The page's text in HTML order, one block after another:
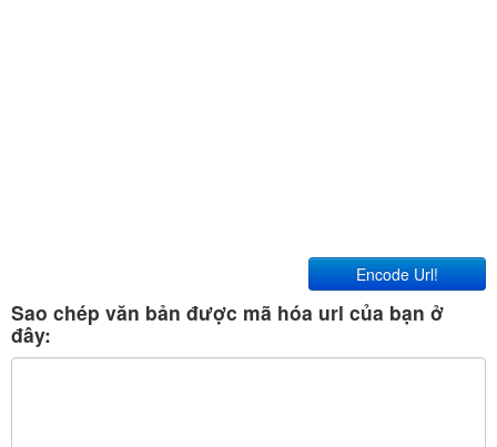
Encode Url!
Sao chép văn bản được mã hóa url của bạn ở
đây: